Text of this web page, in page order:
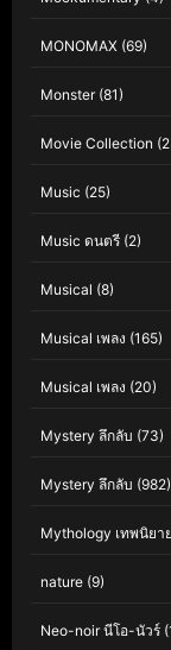
MONOMAX (69)
Monster(81)
Movie Collection
Music (25)
Music ดนตรี (2)
Musical (8)
Musical เพลง (165)
Musical เพลง (20)
Mystery ลึกลับ (73)
Mystery ลึกลับ (982)
Mythology เทพนิยาย
nature (9)
Neo-noir นีโอ-นัวร์